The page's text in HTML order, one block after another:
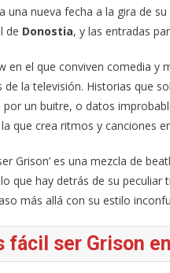
una nueva fecha a la gira de
de Donostia, y las entradas
en el que conviven comedia y
de la televisión. Historias que
por un buitre, o datos
que crea ritmos y canciones
Grison’ es una mezcla de
que hay detrás de su peculiar
más allá con su estilo
fácil ser Grison